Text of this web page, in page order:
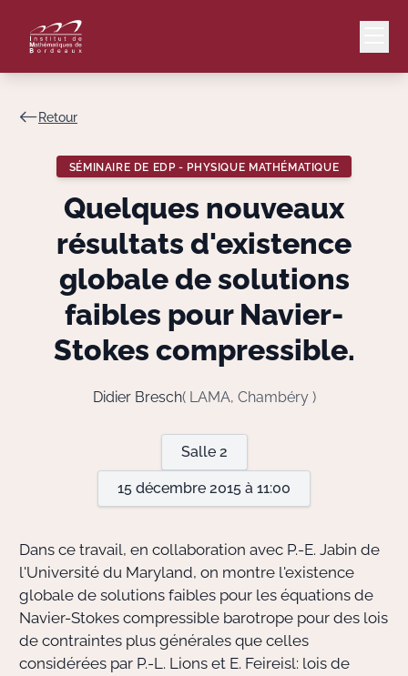
Lang
Le Laboratoire
Recherche
Valorisation
Bibliothèque
Informatique
Retour
SÉMINAIRE DE EDP - PHYSIQUE MATHÉMATIQUE
Quelques nouveaux
résultats d'existence
globale de solutions
faibles pour Navier-
Stokes compressible.
Didier Bresch( LAMA, Chambéry )
Salle 2
15 décembre 2015 à 11:00
Dans ce travail, en collaboration avec P.-E. Jabin de
l'Université du Maryland, on montre l'existence
globale de solutions faibles pour les équations de
Navier-Stokes compressible barotrope pour des lois
de contraintes plus générales que celles
considérées par P.-L. Lions et E. Feireisl: lois de